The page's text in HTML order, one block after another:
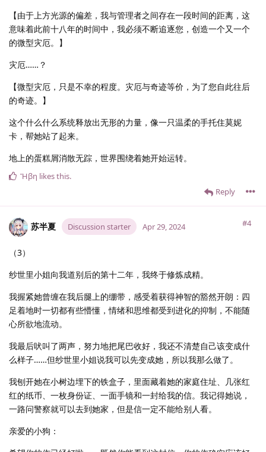
【由于上方光源的偏差，我与管理者之间存在一段时间的距离，这
意味着此前十八年的时间中，我必须不断追逐您，创造一个又一个
的微型灾厄。】
灾厄……？
【微型灾厄，只是不幸的程度。灾厄与奇迹等价，为了您自此往后
的奇迹。】
这个什么什么系统释放出无形的力量，像一只温柔的手托住莫妮
卡，帮她站了起来。
地上的蛋糕屑消散无踪，世界围绕着她开始运转。
Reply
Ἥβη likes this.
苏半夏 Discussion starter #4
Apr 29, 2024
（3）
纱世里小姐向我道别后的第十二年，我终于修炼成精。
我握紧她曾缠在我后腿上的绷带，感受着获得神智的豁然开朗：四
足着地时一切都有些懵懂，情绪和思维都受到进化的抑制，不能随
心所欲地流动。
我最后吠叫了两声，努力地把尾巴收好，我还不清楚自己该变成什
么样子……但纱世里小姐说我可以先变成她，所以我那么做了。
我刨开她在小树边埋下的铁盒子，里面藏着她的家庭住址、几张红
红的纸币、一枚身份证、一面手镜和一封给我的信。我记得她说，
一路问警察就可以去到她家，但是信一定不能给别人看。
亲爱的小狗：